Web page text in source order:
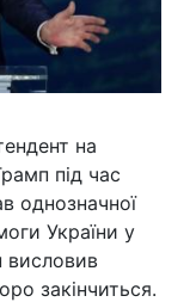
на
під час
однозначної
України у
висловив
закінчиться.